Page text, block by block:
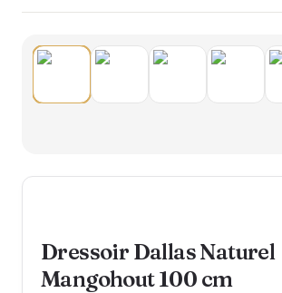
Dressoir Dallas Naturel
Mangohout 100 cm